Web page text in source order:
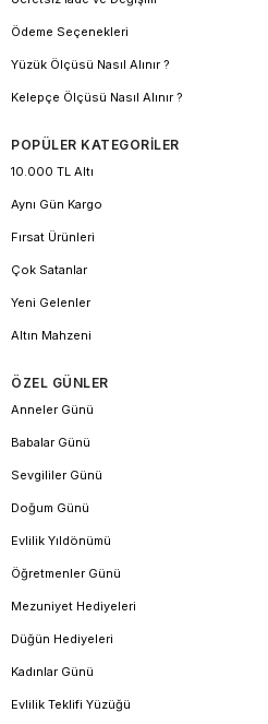
Ödeme Seçenekleri
Yüzük Ölçüsü Nasıl Alınır ?
Kelepçe Ölçüsü Nasıl Alınır ?
POPÜLER KATEGORİLER
10.000 TL Altı
Aynı Gün Kargo
Fırsat Ürünleri
Çok Satanlar
Yeni Gelenler
Altın Mahzeni
ÖZEL GÜNLER
Anneler Günü
Babalar Günü
Sevgililer Günü
Doğum Günü
Evlilik Yıldönümü
Öğretmenler Günü
Mezuniyet Hediyeleri
Düğün Hediyeleri
Kadınlar Günü
Evlilik Teklifi Yüzüğü